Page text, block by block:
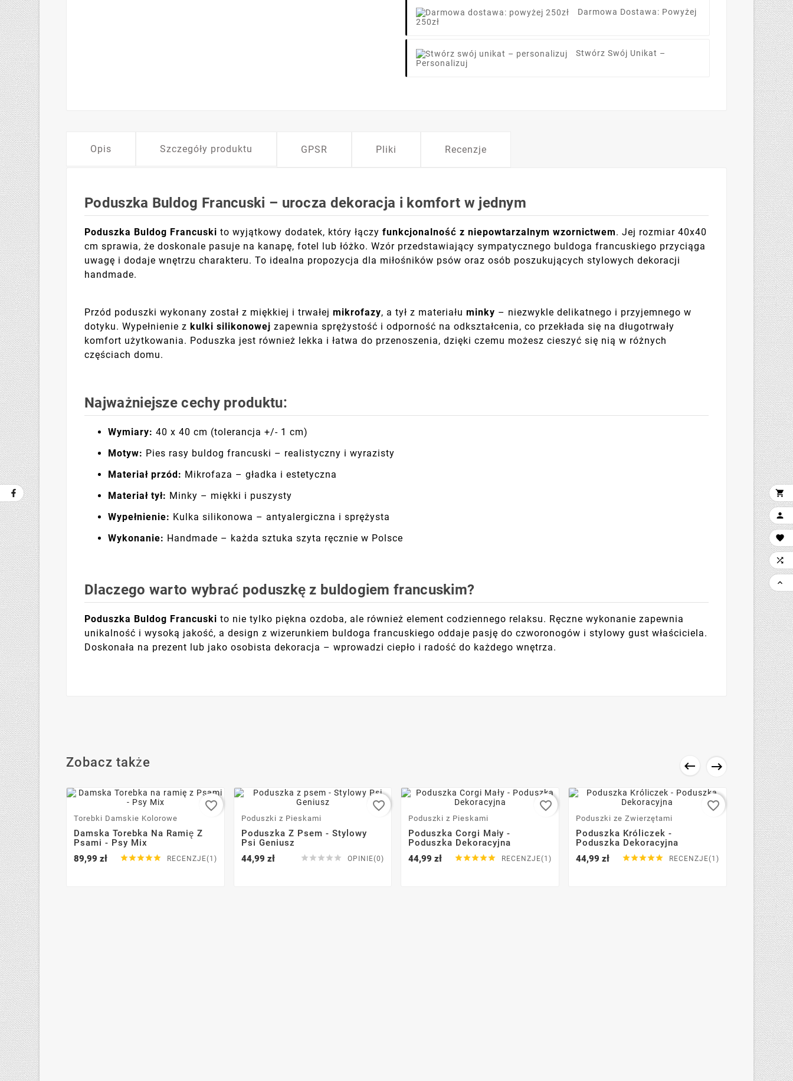
Darmowa Dostawa: Powyżej
250zł
Stwórz Swój Unikat –
Personalizuj
Opis Szczegóły produktu GPSR Pliki Recenzje
Poduszka Buldog Francuski – urocza dekoracja i komfort w jednym
Poduszka Buldog Francuski to wyjątkowy dodatek, który łączyfunkcjonalność z niepowtarzalnym wzornictwem. Jej rozmiar 40x40
cm sprawia, że doskonale pasuje na kanapę, fotel lub łóżko. Wzór przedstawiający sympatycznego buldoga francuskiego przyciąga
uwagę i dodaje wnętrzu charakteru. To idealna propozycja dla miłośników psów oraz osób poszukujących stylowych dekoracji
handmade.
Przód poduszki wykonany został z miękkiej i trwałejmikrofazy, a tył z materiałuminky – niezwykle delikatnego i przyjemnego w
dotyku. Wypełnienie zkulki silikonowej zapewnia sprężystość i odporność na odkształcenia, co przekłada się na długotrwały
komfort użytkowania. Poduszka jest również lekka i łatwa do przenoszenia, dzięki czemu możesz cieszyć się nią w różnych
częściach domu.
Najważniejsze cechy produktu:
Wymiary: 40 x 40 cm (tolerancja +/- 1 cm)
Motyw: Pies rasy buldog francuski – realistyczny i wyrazisty
Materiał przód: Mikrofaza – gładka i estetyczna
Materiał tył: Minky – miękki i puszysty
Wypełnienie: Kulka silikonowa – antyalergiczna i sprężysta
Wykonanie: Handmade – każda sztuka szyta ręcznie w Polsce
Dlaczego warto wybrać poduszkę z buldogiem francuskim?
Poduszka Buldog Francuski to nie tylko piękna ozdoba, ale również element codziennego relaksu. Ręczne wykonanie zapewnia
unikalność i wysoką jakość, a design z wizerunkiem buldoga francuskiego oddaje pasję do czworonogów i stylowy gust właściciela.
Doskonała na prezent lub jako osobista dekoracja – wprowadzi ciepło i radość do każdego wnętrza.
Zobacz także  
Torebki Damskie Kolorowe
Damska Torebka Na Ramię Z
Psami - Psy Mix
 RECENZJE(1)
89,99 zł
favorite_border
Poduszki z Pieskami
Poduszka Z Psem - Stylowy
Psi Geniusz
     OPINIE(0)
44,99 zł
favorite_border
Poduszki z Pieskami
Poduszka Corgi Mały -
Poduszka Dekoracyjna
 RECENZJE(1)
44,99 zł
favorite_border
Poduszki ze Zwierzętami
Poduszka Króliczek -
Poduszka Dekoracyjna
 RECENZJE(1)
44,99 zł
favorite_border
Plecaki
Torbo
169,99 zł




